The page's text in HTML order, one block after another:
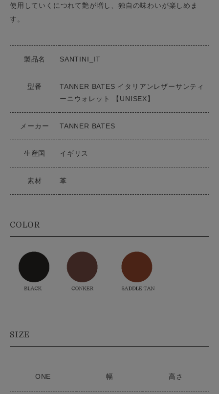
使用していくにつれて艶が増し、独自の味わいが楽しめま
す。
製品名 SANTINI_IT
型番
TANNER BATES イタリアンレザーサンティ
ーニウォレット 【UNISEX】
メーカー TANNER BATES
生産国 イギリス
素材 革
COLOR
SIZE
ONE 幅 高さ